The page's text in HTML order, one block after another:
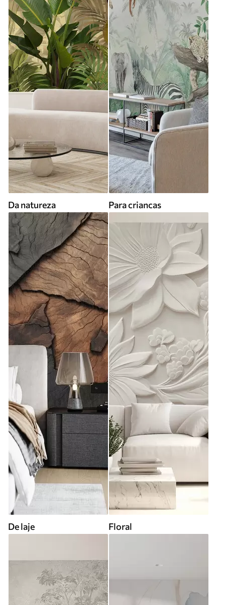
Da natureza Para criancas
De laje Floral